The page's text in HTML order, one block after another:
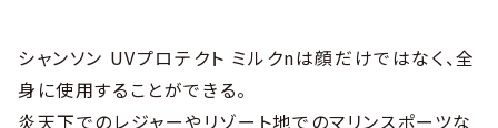
シャンソン UVプロテクト ミルクnは顔だけではなく、全
身に使用することができる。
炎天下でのレジャーやリゾート地でのマリンスポーツな